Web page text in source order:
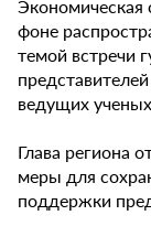
Экономическая
фоне
темой встречи
ведущих
Глава региона
меры для
поддержки